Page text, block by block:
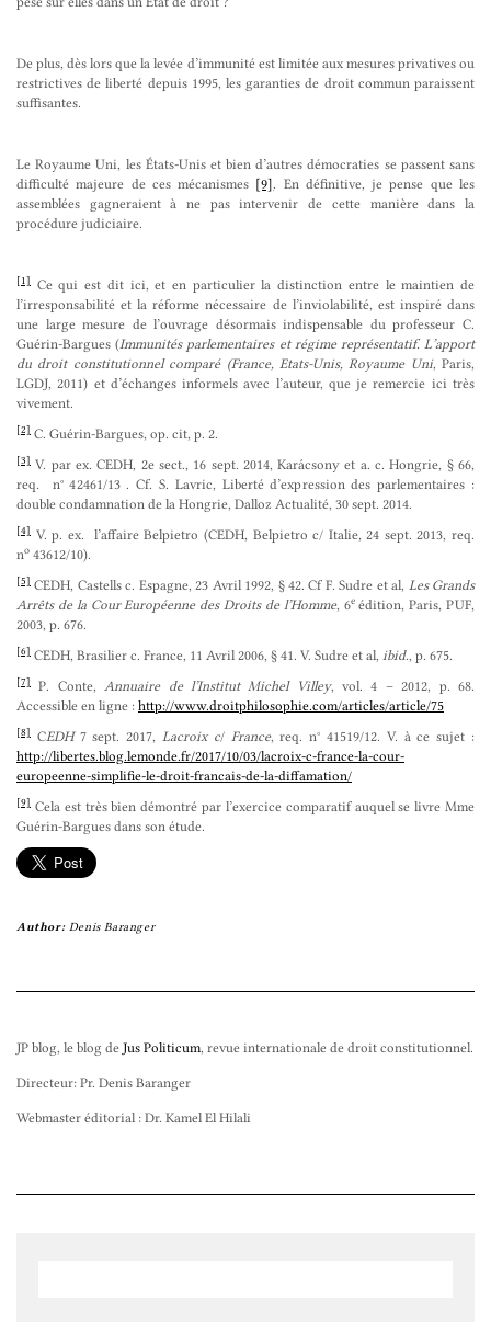
De plus, dès lors que la levée d’immunité est limitée aux mesures privatives ou
restrictives de liberté depuis 1995, les garanties de droit commun paraissent
suffisantes.
Le Royaume Uni, les États-Unis et bien d’autres démocraties se passent sans
difficulté majeure de ces mécanismes [9]. En définitive, je pense que les
assemblées gagneraient à ne pas intervenir de cette manière dans la
procédure judiciaire.
[1]
Ce qui est dit ici, et en particulier la distinction entre le maintien de
l’irresponsabilité et la réforme nécessaire de l’inviolabilité, est inspiré dans
une large mesure de l’ouvrage désormais indispensable du professeur C.
Guérin-Bargues (Immunités parlementaires et régime représentatif. L’apport
du droit constitutionnel comparé (France, Etats-Unis, Royaume Uni, Paris,
LGDJ, 2011) et d’échanges informels avec l’auteur, que je remercie ici très
vivement.
[2] C. Guérin-Bargues, op. cit, p. 2.
[3] V. par ex. CEDH, 2e sect., 16 sept. 2014, Karácsony et a. c. Hongrie, § 66,
req. n° 42461/13 . Cf. S. Lavric, Liberté d’expression des parlementaires :
double condamnation de la Hongrie, Dalloz Actualité, 30 sept. 2014.
[4] V. p. ex. l’affaire Belpietro (CEDH, Belpietro c/ Italie, 24 sept. 2013, req.
no 43612/10).
[5] CEDH, Castells c. Espagne, 23 Avril 1992, § 42. Cf F. Sudre et al, Les Grands
Arrêts de la Cour Européenne des Droits de l’Homme, 6eédition, Paris, PUF,
2003, p. 676.
[6] CEDH, Brasilier c. France, 11 Avril 2006, § 41. V. Sudre et al, ibid., p. 675.
[7] P. Conte, Annuaire de l’Institut Michel Villey, vol. 4 – 2012, p. 68.
Accessible en ligne : http://www.droitphilosophie.com/articles/article/75
[8] CEDH7 sept. 2017, Lacroix c/ France, req. n° 41519/12. V. à ce sujet :
http://libertes.blog.lemonde.fr/2017/10/03/lacroix-c-france-la-cour-
europeenne-simplifie-le-droit-francais-de-la-diffamation/
[9] Cela est très bien démontré par l’exercice comparatif auquel se livre Mme
Guérin-Bargues dans son étude.
Author: Denis Baranger
JP blog, le blog de Jus Politicum , revue internationale de droit constitutionnel.
Directeur: Pr. Denis Baranger
Webmaster éditorial : Dr. Kamel El Hilali